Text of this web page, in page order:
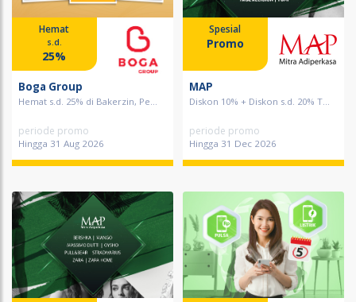
Hemat
s.d.
25%
Boga Group
Hemat s.d. 25% di Bakerzin, Pe...
periode promo
Hingga 31 Aug 2026
Spesial
Promo
MAP
Diskon 10% + Diskon s.d. 20% T...
periode promo
Hingga 31 Dec 2026